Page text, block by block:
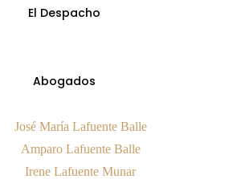
El Despacho
Abogados
José María Lafuente Balle
Amparo Lafuente Balle
Irene Lafuente Munar